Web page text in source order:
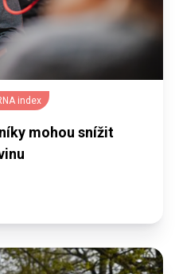
index
mohou snížit